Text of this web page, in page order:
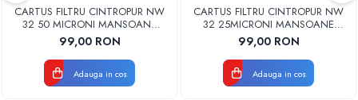
CARTUS FILTRU CINTROPUR NW
32 50 MICRONI MANSOANE
FILTRARE SET 5BUC
99,00 RON
Adauga in cos
CARTUS FILTRU CINTROPUR NW
32 25MICRONI MANSOANE
FILTRARE SET 5BUC
99,00 RON
Adauga in cos